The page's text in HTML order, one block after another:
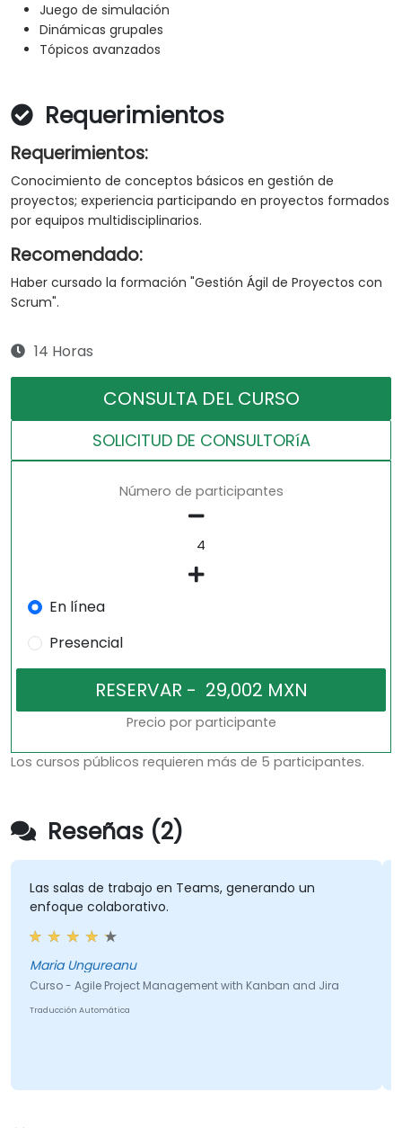
Juego de simulación
Dinámicas grupales
Tópicos avanzados
Requerimientos
Requerimientos:
Conocimiento de conceptos básicos en gestión de
proyectos; experiencia participando en proyectos formados
por equipos multidisciplinarios.
Recomendado:
Haber cursado la formación "Gestión Ágil de Proyectos con
Scrum".
14 Horas
CONSULTA DEL CURSO
SOLICITUD DE CONSULTORíA
Número de participantes
En línea
Presencial
Precio por participante
Los cursos públicos requieren más de 5 participantes.
Reseñas (2)
Las salas de trabajo en Teams, generando un
enfoque colaborativo.
Maria Ungureanu
Curso - Agile Project Management with Kanban and Jira
Traducción Automática